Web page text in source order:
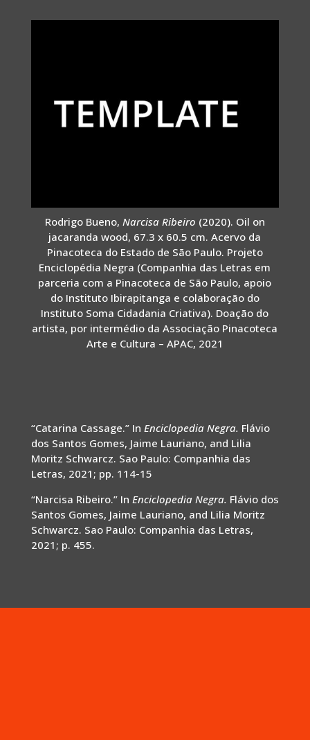
Rodrigo Bueno, Narcisa Ribeiro (2020). Oil on
jacaranda wood, 67.3 x 60.5 cm. Acervo da
Pinacoteca do Estado de São Paulo. Projeto
Enciclopédia Negra (Companhia das Letras em
parceria com a Pinacoteca de São Paulo, apoio
do Instituto Ibirapitanga e colaboração do
Instituto Soma Cidadania Criativa). Doação do
artista, por intermédio da Associação Pinacoteca
Arte e Cultura – APAC, 2021
“Catarina Cassage.” In Enciclopedia Negra. Flávio
dos Santos Gomes, Jaime Lauriano, and Lilia
Moritz Schwarcz. Sao Paulo: Companhia das
Letras, 2021; pp. 114-15
“Narcisa Ribeiro.” In Enciclopedia Negra. Flávio dos
Santos Gomes, Jaime Lauriano, and Lilia Moritz
Schwarcz. Sao Paulo: Companhia das Letras,
2021; p. 455.